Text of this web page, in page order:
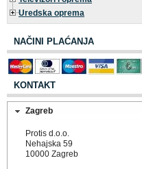
Uredska oprema
NAČINI PLAĆANJA
KONTAKT
Zagreb
Protis d.o.o.
Nehajska 59
10000 Zagreb